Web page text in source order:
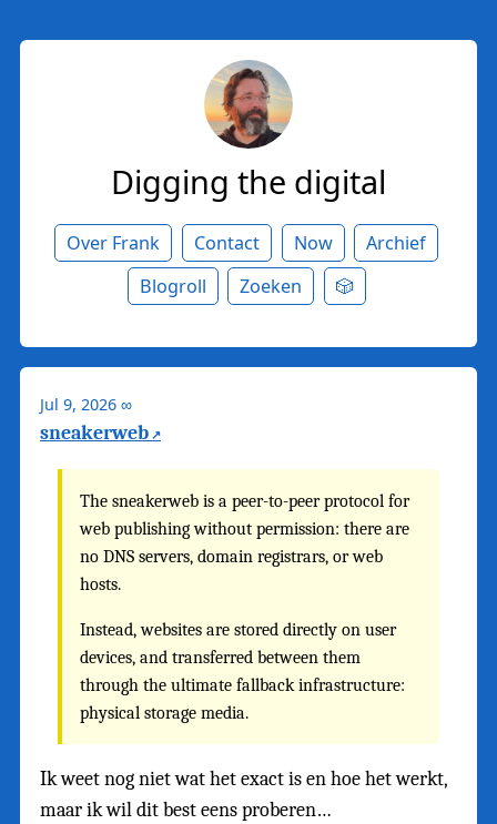
Digging the digital
Over Frank Contact Now
Archief
Blogroll
Zoeken 🎲
Jul 9, 2026 ∞
sneakerweb
The sneakerweb is a peer-to-peer protocol for
web publishing without permission: there are
no DNS servers, domain registrars, or web
hosts.
Instead, websites are stored directly on user
devices, and transferred between them
through the ultimate fallback infrastructure:
physical storage media.
Ik weet nog niet wat het exact is en hoe het werkt,
maar ik wil dit best eens proberen…